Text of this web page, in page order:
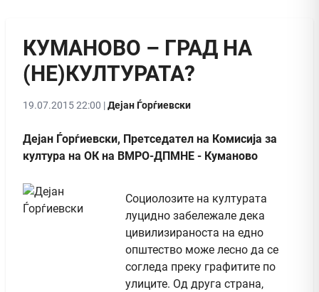
КУМАНОВО – ГРАД НА
(НЕ)КУЛТУРАТА?
19.07.2015 22:00 |Дејан Ѓорѓиевски
Дејан Ѓорѓиевски, Претседател на Комисија за
култура на ОК на ВМРО-ДПМНЕ - Куманово
Социолозите на културата
луцидно забележале дека
цивилизираноста на едно
општество може лесно да се
согледа преку графитите по
улиците. Од друга страна,